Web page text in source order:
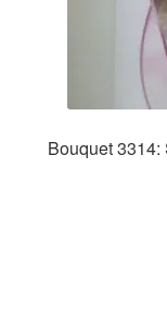
Bouquet